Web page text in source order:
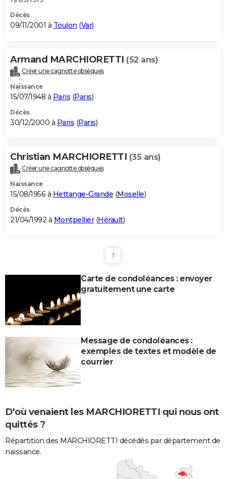
Décès
09/11/2001 à Toulon (Var)
Armand MARCHIORETTI (52 ans)
Créer une cagnotte obsèques
Naissance
15/07/1948 à Paris (Paris)
Décès
30/12/2000 à Paris (Paris)
Christian MARCHIORETTI (35 ans)
Créer une cagnotte obsèques
Naissance
15/08/1956 à Hettange-Grande (Moselle)
Décès
21/04/1992 à Montpellier(Hérault)
1
Carte de condoléances : envoyer
gratuitement une carte
Message de condoléances :
exemples de textes et modèle de
courrier
D'où venaient les MARCHIORETTI qui nous ont
quittés ?
Répartition des MARCHIORETTI décédés par département de
naissance.